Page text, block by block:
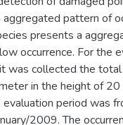
pattern of
presents a
occurrence. For the
was collected the
in the height of 20
period was
2009. The